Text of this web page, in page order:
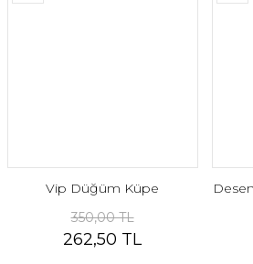
Vip Düğüm Küpe
350,00 TL
262,50 TL